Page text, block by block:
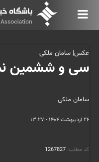
سامان ملکی
۲۶ اردیبهشت ۱۴۰۴ - ۱۳:۲۷
کد مطلب: 1267827
عکس| سامان ملکی
سی و ششمین